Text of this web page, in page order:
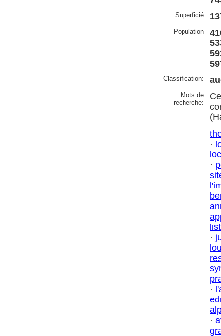
Superficié
Population
Classification:
Mots de
recherche:
·
·
·
·
·